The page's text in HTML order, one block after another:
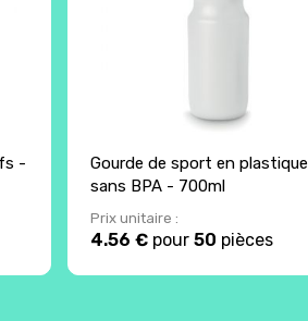
-
Gourde de sport en plastique
sans BPA - 700ml
Prix unitaire :
4.56 € pour50 pièces